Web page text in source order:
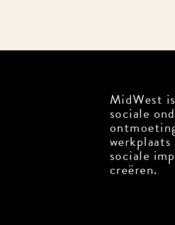
MidWest
sociale
sociale
creëren.